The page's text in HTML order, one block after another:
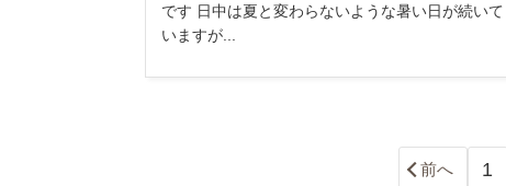
です 日中は夏と変わらないような暑い日が続いて
いますが...
前へ 1